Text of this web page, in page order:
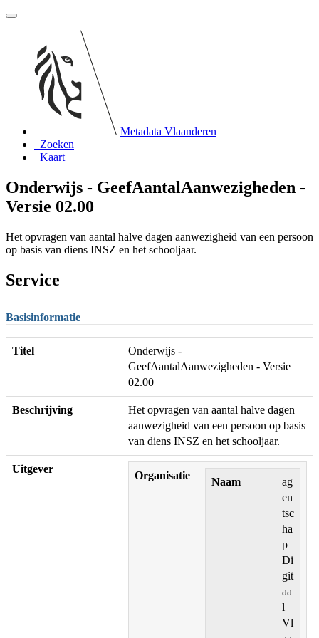
Metadata Vlaanderen
Zoeken
Kaart
Onderwijs - GeefAantalAanwezigheden -
Versie 02.00
Het opvragen van aantal halve dagen aanwezigheid van een persoon
op basis van diens INSZ en het schooljaar.
Service
Basisinformatie
Titel
Onderwijs -
GeefAantalAanwezigheden - Versie
02.00
Beschrijving
Het opvragen van aantal halve dagen
aanwezigheid van een persoon op basis
van diens INSZ en het schooljaar.
Uitgever
Organisatie
Naam
ag
en
tsc
ha
p
Di
git
aa
l
Vl